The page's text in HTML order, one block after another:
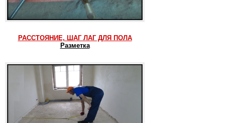
РАССТОЯНИЕ, ШАГ ЛАГ ДЛЯ ПОЛА
Разметка